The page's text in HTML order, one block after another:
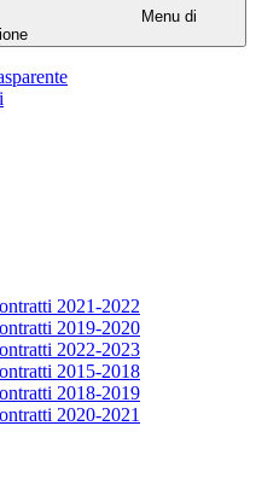
Menu di
2021-2022
2019-2020
2022-2023
2015-2018
2018-2019
2020-2021